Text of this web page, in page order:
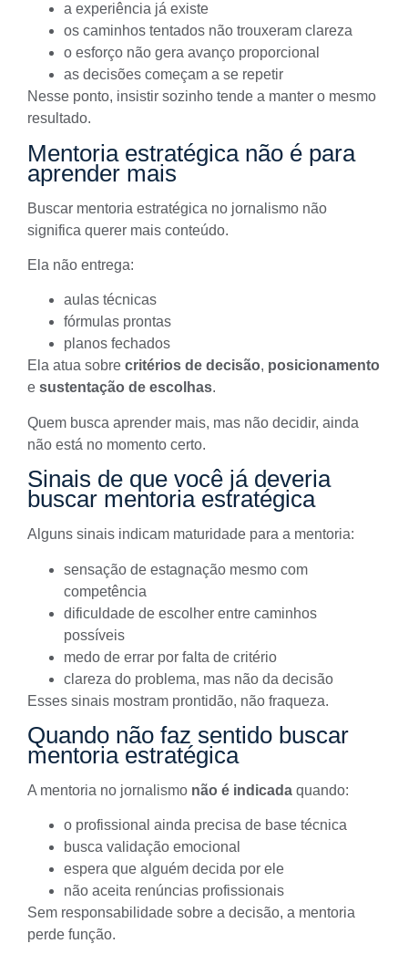
a experiência já existe
os caminhos tentados não trouxeram clareza
o esforço não gera avanço proporcional
as decisões começam a se repetir
Nesse ponto, insistir sozinho tende a manter o mesmo
resultado.
Mentoria estratégica não é para
aprender mais
Buscar mentoria estratégica no jornalismo não
significa querer mais conteúdo.
Ela não entrega:
aulas técnicas
fórmulas prontas
planos fechados
Ela atua sobre critérios de decisão, posicionamento
e sustentação de escolhas.
Quem busca aprender mais, mas não decidir, ainda
não está no momento certo.
Sinais de que você já deveria
buscar mentoria estratégica
Alguns sinais indicam maturidade para a mentoria:
sensação de estagnação mesmo com
competência
dificuldade de escolher entre caminhos
possíveis
medo de errar por falta de critério
clareza do problema, mas não da decisão
Esses sinais mostram prontidão, não fraqueza.
Quando não faz sentido buscar
mentoria estratégica
A mentoria no jornalismo não é indicada quando:
o profissional ainda precisa de base técnica
busca validação emocional
espera que alguém decida por ele
não aceita renúncias profissionais
Sem responsabilidade sobre a decisão, a mentoria
perde função.